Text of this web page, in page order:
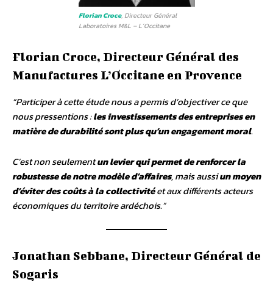
Florian Croce, Directeur Général
Laboratoires M&L – L’Occitane
Florian Croce, Directeur Général des
Manufactures L’Occitane en Provence
“Participer à cette étude nous a permis d’objectiver ce que
nous pressentions :les investissements des entreprises en
matière de durabilité sont plus qu’un engagement moral.
C’est non seulementun levier qui permet de renforcer la
robustesse de notre modèle d’affaires, mais aussiun moyen
d’éviter des coûts à la collectivitéet aux différents acteurs
économiques du territoire ardéchois.”
Jonathan Sebbane, Directeur Général de
Sogaris